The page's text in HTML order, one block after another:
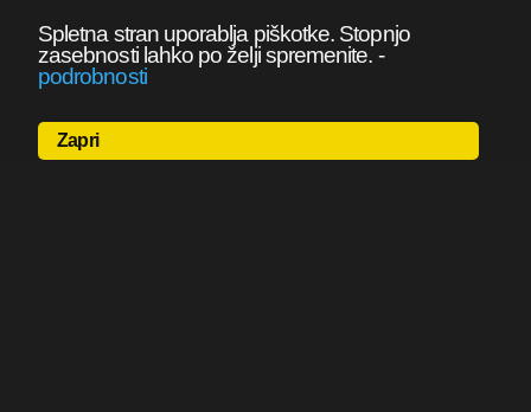
Spletna stran uporablja piškotke. Stopnjo
zasebnosti lahko po želji spremenite. -
podrobnosti
Zapri